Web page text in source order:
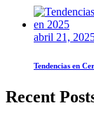
abril 21,
Tendencias en
Recent